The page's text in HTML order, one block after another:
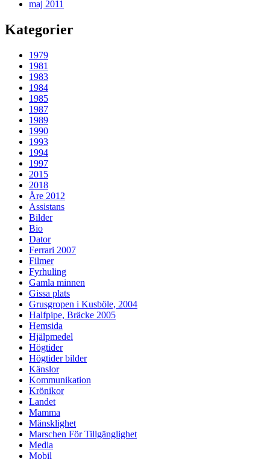
maj 2011
Kategorier
1979
1981
1983
1984
1985
1987
1989
1990
1993
1994
1997
2015
2018
Åre 2012
Assistans
Bilder
Bio
Dator
Ferrari 2007
Filmer
Fyrhuling
Gamla minnen
Gissa plats
Grusgropen i Kusböle, 2004
Halfpipe, Bräcke 2005
Hemsida
Hjälpmedel
Högtider
Högtider bilder
Känslor
Kommunikation
Krönikor
Landet
Mamma
Mänsklighet
Marschen För Tillgänglighet
Media
Mobil